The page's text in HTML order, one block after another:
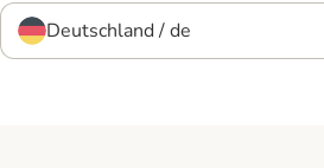
Deutschland / de